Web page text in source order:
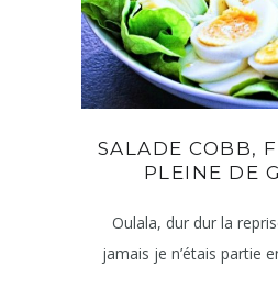
SALADE COBB,
PLEINE DE
Oulala, dur dur la
jamais je n’étais partie